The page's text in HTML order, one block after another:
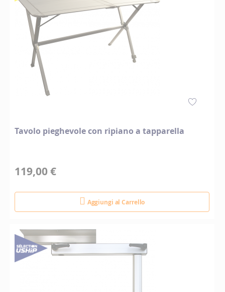
Tavolo pieghevole con ripiano a tapparella
119,00 €
Aggiungi al Carrello